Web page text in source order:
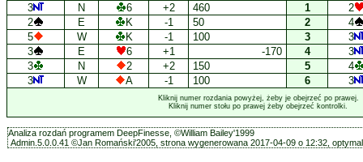
3
N 6 +2 460 1
2
2
E K -1 50 2
4
5
W K -1 100 3
3
3
E 6 +1 -170 4
3
3
N 2 +2 150 5
4
3
W A -1 100 6 3
Kliknij numer rozdania powyżej, żeby je obejrzeć po prawej.
Kliknij numer stołu po prawej żeby obejrzeć kontrolki.
Analiza rozdań programem DeepFinesse, ©William Bailey'1999
Admin.5.0.0.41 ©Jan Romański'2005, strona wygenerowana 2017-04-09 o 12:32,